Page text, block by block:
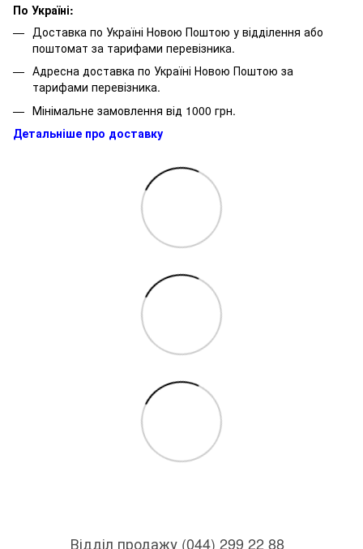
По Україні:
Доставка по Україні Новою Поштою у відділення або
поштомат за тарифами перевізника.
Адресна доставка по Україні Новою Поштою за
тарифами перевізника.
Мінімальне замовлення від 1000 грн.
Детальніше про доставку
Відділ продажу (044) 299 22 88